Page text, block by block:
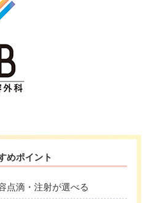
めポイント
点滴・注射が選べる